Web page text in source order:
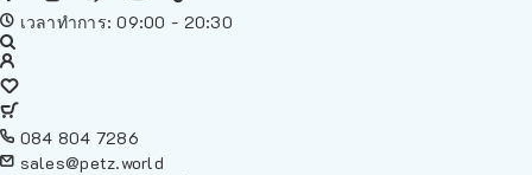
เวลาทำการ: 09:00 - 20:30
084 804 7286
sales@petz.world